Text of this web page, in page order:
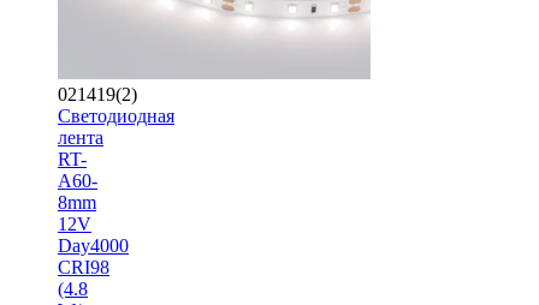
021419(2)
Светодиодная
лента
RT-
A60-
8mm
12V
Day4000
CRI98
(4.8